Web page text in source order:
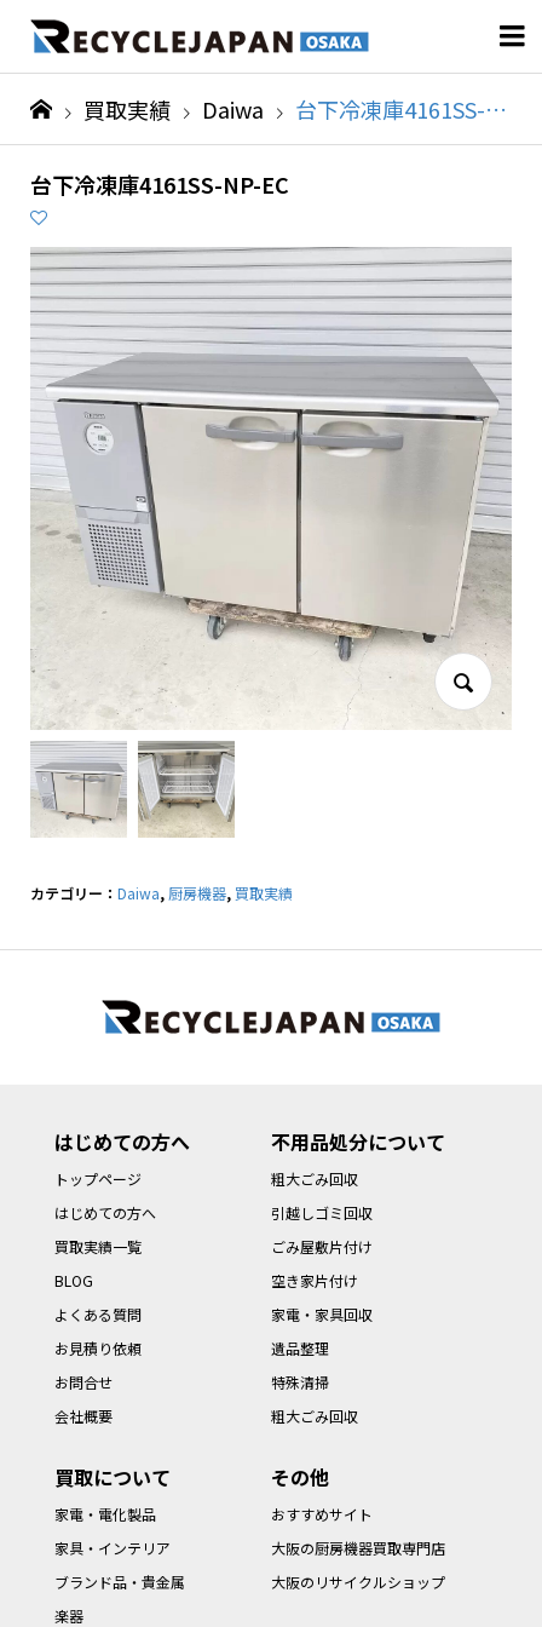

買取実績 Daiwa 台下冷凍庫4161SS-NP-EC
台下冷凍庫4161SS-NP-EC
カテゴリー： Daiwa, 厨房機器, 買取実績
はじめての方へ
トップページ
はじめての方へ
買取実績一覧
BLOG
よくある質問
お見積り依頼
お問合せ
会社概要
不用品処分について
粗大ごみ回収
引越しゴミ回収
ごみ屋敷片付け
空き家片付け
家電・家具回収
遺品整理
特殊清掃
粗大ごみ回収
買取について
家電・電化製品
家具・インテリア
ブランド品・貴金属
楽器
その他
おすすめサイト
大阪の厨房機器買取専門店
大阪のリサイクルショップ